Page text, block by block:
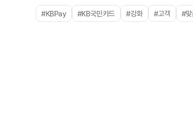
#KBPay #KB국민카드 #강화 #고객 #